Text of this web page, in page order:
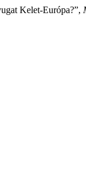
Kelet-Európa?”,